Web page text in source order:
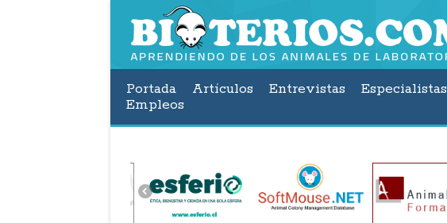
Portada Artículos Entrevistas Especialistas
Empleos